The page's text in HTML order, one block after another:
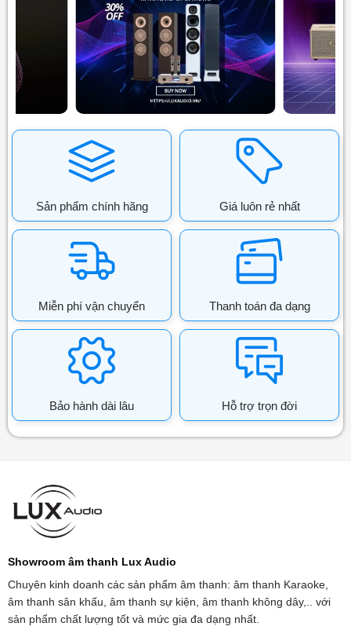
Sản phẩm chính hãng Giá luôn rẻ nhất
Miễn phí vận chuyển Thanh toán đa dạng
Bảo hành dài lâu Hỗ trợ trọn đời
Showroom âm thanh Lux Audio
Chuyên kinh doanh các sản phẩm âm thanh: âm thanh Karaoke,
âm thanh sân khấu, âm thanh sự kiện, âm thanh không dây,.. với
sản phẩm chất lượng tốt và mức gia đa dạng nhất.